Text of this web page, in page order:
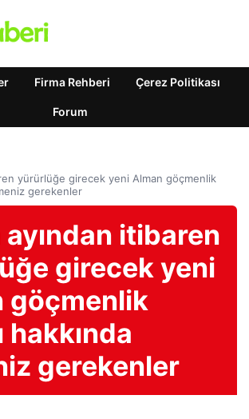
Firma Rehberi Çerez Politikası
Forum
yürürlüğe girecek yeni Alman göçmenlik
gerekenler
ayından itibaren
girecek yeni
göçmenlik
hakkında
gerekenler